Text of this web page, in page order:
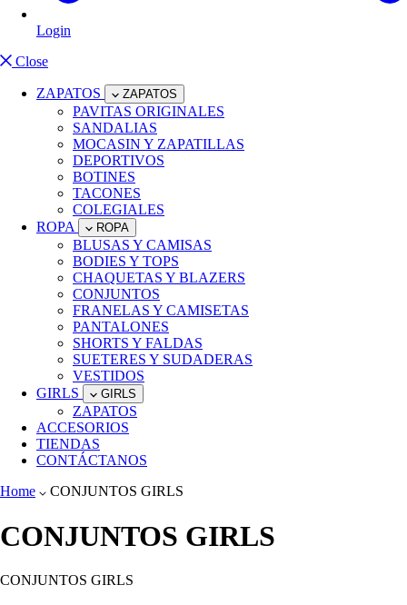
Login
Close
ZAPATOS ZAPATOS
PAVITAS ORIGINALES
SANDALIAS
MOCASIN Y ZAPATILLAS
DEPORTIVOS
BOTINES
TACONES
COLEGIALES
ROPA
ROPA
BLUSAS Y CAMISAS
BODIES Y TOPS
CHAQUETAS Y BLAZERS
CONJUNTOS
FRANELAS Y CAMISETAS
PANTALONES
SHORTS Y FALDAS
SUETERES Y SUDADERAS
VESTIDOS
GIRLS
GIRLS
ZAPATOS
ACCESORIOS
TIENDAS
CONTÁCTANOS
Home
CONJUNTOS GIRLS
CONJUNTOS GIRLS
CONJUNTOS GIRLS